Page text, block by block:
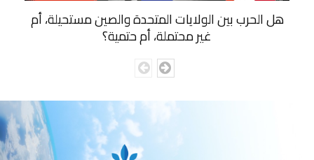
هل الحرب بين الولايات المتحدة والصين مستحيلة، أم
غير محتملة، أم حتمية؟